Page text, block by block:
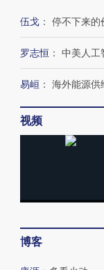
伍戈 ： 停不下来的
罗志恒 ： 中美人工
易峘 ： 海外能源供
视频
博客